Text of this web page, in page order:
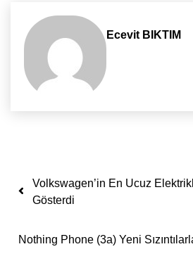
Ecevit BIKTIM
Yazı dolaşımı
Volkswagen’in En Ucuz
Gösterdi
Nothing Phone (3a) Yeni